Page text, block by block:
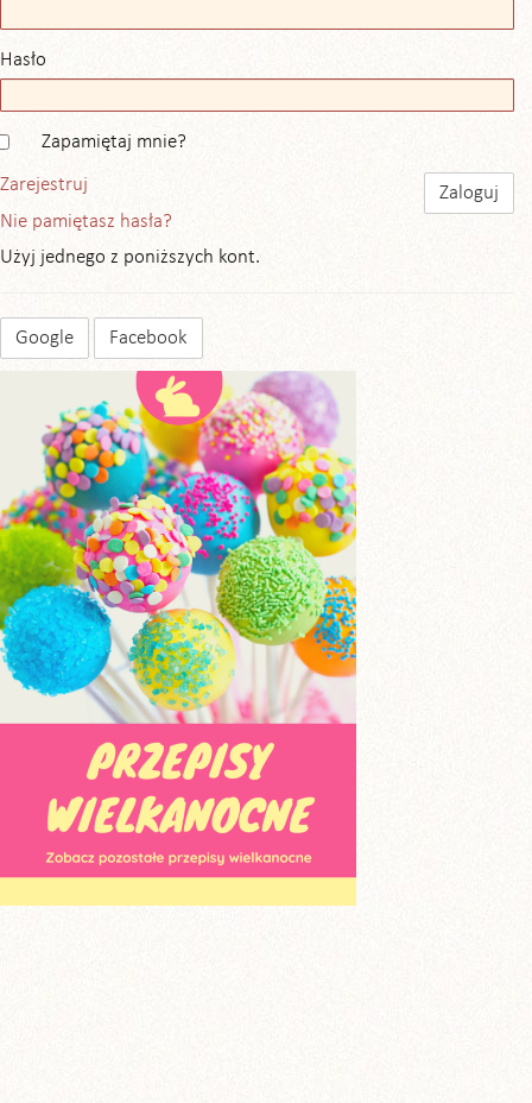
Hasło
Zapamiętaj mnie?
Zarejestruj
Nie pamiętasz hasła?
Użyj jednego z poniższych kont.
Google Facebook